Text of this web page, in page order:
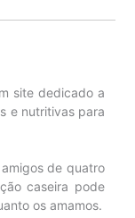
site dedicado a
e nutritivas para
de quatro
caseira pode
os amamos.